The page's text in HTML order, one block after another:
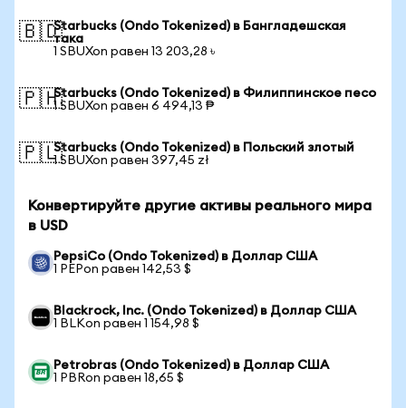
🇧🇩Starbucks (Ondo Tokenized) в Бангладешская
така
1 SBUXon равен 13 203,28 ৳
🇵🇭Starbucks (Ondo Tokenized) в Филиппинское песо
1 SBUXon равен 6 494,13 ₱
🇵🇱Starbucks (Ondo Tokenized) в Польский злотый
1 SBUXon равен 397,45 zł
Конвертируйте другие активы реального мира
в USD
PepsiCo (Ondo Tokenized) в Доллар США
1 PEPon равен 142,53 $
Blackrock, Inc. (Ondo Tokenized) в Доллар США
1 BLKon равен 1 154,98 $
Petrobras (Ondo Tokenized) в Доллар США
1 PBRon равен 18,65 $